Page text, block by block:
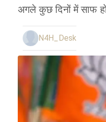
अगले कुछ दिनों में साफ
N4H_Desk